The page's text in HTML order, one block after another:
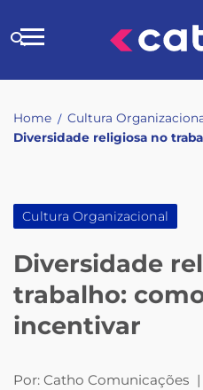
to
Buscar
Home / Cultura
Diversidade religiosa no
Cultura Organizacional
Diversidade
trabalho:
incentivar
Por: Catho Comunicações |